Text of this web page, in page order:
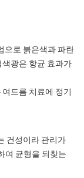
으로 붉은색과 파란
색광은 항균 효과가
여드름 치료에 정기
건성이라 관리가
여 균형을 되찾는